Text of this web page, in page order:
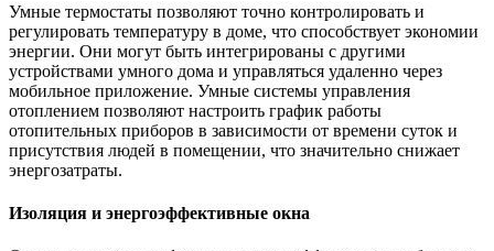
Умные термостаты позволяют точно контролировать и
регулировать температуру в доме, что способствует экономии
энергии. Они могут быть интегрированы с другими
устройствами умного дома и управляться удаленно через
мобильное приложение. Умные системы управления
отоплением позволяют настроить график работы
отопительных приборов в зависимости от времени суток и
присутствия людей в помещении, что значительно снижает
энергозатраты.
Изоляция и энергоэффективные окна